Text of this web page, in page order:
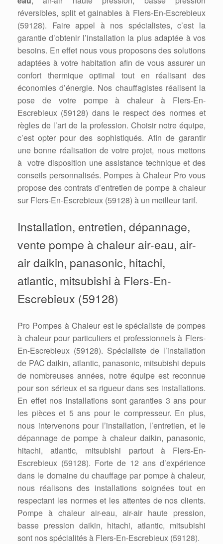
réversibles, split et gainables à Flers-En-Escrebieux
(59128). Faire appel à nos spécialistes, c’est la
garantie d’obtenir l’installation la plus adaptée à vos
besoins. En effet nous vous proposons des solutions
adaptées à votre habitation afin de vous assurer un
confort thermique optimal tout en réalisant des
économies d’énergie. Nos chauffagistes réalisent la
pose de votre pompe à chaleur à Flers-En-
Escrebieux (59128) dans le respect des normes et
règles de l’art de la profession. Choisir notre équipe,
c’est opter pour des sophistiqués. Afin de garantir
une bonne réalisation de votre projet, nous mettons
à votre disposition une assistance technique et des
conseils personnalisés. Pompes à Chaleur Pro vous
propose des contrats d’entretien de pompe à chaleur
sur Flers-En-Escrebieux (59128) à un meilleur tarif.
Installation, entretien, dépannage,
vente pompe à chaleur air-eau, air-
air daikin, panasonic, hitachi,
atlantic, mitsubishi à Flers-En-
Escrebieux (59128)
Pro Pompes à Chaleur est le spécialiste de pompes
à chaleur pour particuliers et professionnels à Flers-
En-Escrebieux (59128). Spécialiste de l’installation
de PAC daikin, atlantic, panasonic, mitsubishi depuis
de nombreuses années, notre équipe est reconnue
pour son sérieux et sa rigueur dans ses installations.
En effet nos installations sont garanties 3 ans pour
les pièces et 5 ans pour le compresseur. En plus,
nous intervenons pour l’installation, l’entretien, et le
dépannage de pompe à chaleur daikin, panasonic,
hitachi, atlantic, mitsubishi partout à Flers-En-
Escrebieux (59128). Forte de 12 ans d’expérience
dans le domaine du chauffage par pompe à chaleur,
nous réalisons des installations soignées tout en
respectant les normes et les attentes de nos clients.
Pompe à chaleur air-eau, air-air haute pression,
basse pression daikin, hitachi, atlantic, mitsubishi
sont nos spécialités à Flers-En-Escrebieux (59128).